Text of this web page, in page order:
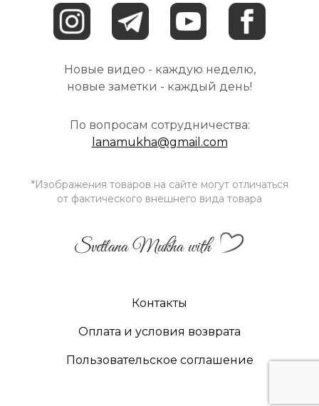
Новые видео - каждую неделю,
новые заметки - каждый день!
По вопросам сотрудничества:
lanamukha@gmail.com
*Изображения товаров на сайте могут отличаться
от фактического внешнего вида товара
Svetlana Mukha with
Контакты
Оплата и условия возврата
Пользовательское соглашение